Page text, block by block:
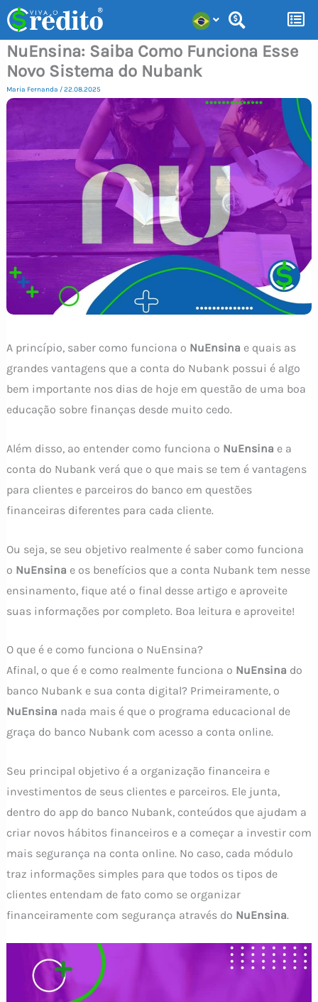
para
conteúdo
NuEnsina: Saiba Como Funciona Esse
Novo Sistema do Nubank
Maria Fernanda /22.08.2025
A princípio, saber como funciona o NuEnsina e quais as
grandes vantagens que a conta do Nubank possui é algo
bem importante nos dias de hoje em questão de uma boa
educação sobre finanças desde muito cedo.
Além disso, ao entender como funciona o NuEnsina e a
conta do Nubank verá que o que mais se tem é vantagens
para clientes e parceiros do banco em questões
financeiras diferentes para cada cliente.
Ou seja, se seu objetivo realmente é saber como funciona
o NuEnsina e os benefícios que a conta Nubank tem nesse
ensinamento, fique até o final desse artigo e aproveite
suas informações por completo. Boa leitura e aproveite!
O que é e como funciona o NuEnsina?
Afinal, o que é e como realmente funciona o NuEnsina do
banco Nubank e sua conta digital? Primeiramente, o
NuEnsina nada mais é que o programa educacional de
graça do banco Nubank com acesso a conta online.
Seu principal objetivo é a organização financeira e
investimentos de seus clientes e parceiros. Ele junta,
dentro do app do banco Nubank, conteúdos que ajudam a
criar novos hábitos financeiros e a começar a investir com
mais segurança na conta online. No caso, cada módulo
traz informações simples para que todos os tipos de
clientes entendam de fato como se organizar
financeiramente com segurança através do NuEnsina.